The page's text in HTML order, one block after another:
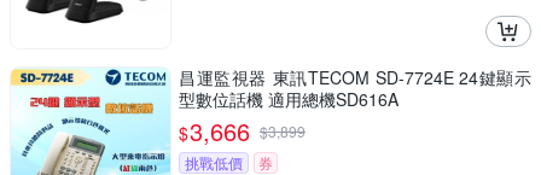
昌運監視器 東訊TECOM SD-7724E 24鍵顯示
型數位話機 適用總機SD616A
$3,666 $3,899
挑戰低價
券